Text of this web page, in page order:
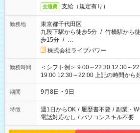
交通費 支給（規定有り）
勤務地
東京都千代田区
九段下駅から徒歩5分 / 竹橋駅から
歩15分 / …
株式会社ライブパワー
勤務時間
＜シフト例＞ 9:00～22:30 12:30～
19:00 12:30～22:00 上記の時間から好きな時間を選べます！ ※
時間は変更となる可能性があります
期間 9月8日・9日
特徴 週1日からOK / 履歴書不要 / 副業・
電話対応なし / パソコンスキル不要